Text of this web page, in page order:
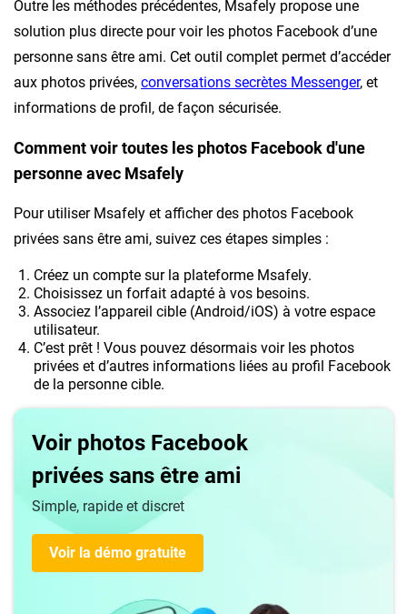
Outre les méthodes précédentes, Msafely propose une
solution plus directe pour voir les photos Facebook d’une
personne sans être ami. Cet outil complet permet d’accéder
aux photos privées, conversations secrètes Messenger, et
informations de profil, de façon sécurisée.
Comment voir toutes les photos Facebook d'une
personne avec Msafely
Pour utiliser Msafely et afficher des photos Facebook
privées sans être ami, suivez ces étapes simples :
Créez un compte sur la plateforme Msafely.
Choisissez un forfait adapté à vos besoins.
Associez l’appareil cible (Android/iOS) à votre espace
utilisateur.
C’est prêt ! Vous pouvez désormais voir les photos
privées et d’autres informations liées au profil Facebook
de la personne cible.
Voir photos Facebook
privées sans être ami
Simple, rapide et discret
Voir la démo gratuite